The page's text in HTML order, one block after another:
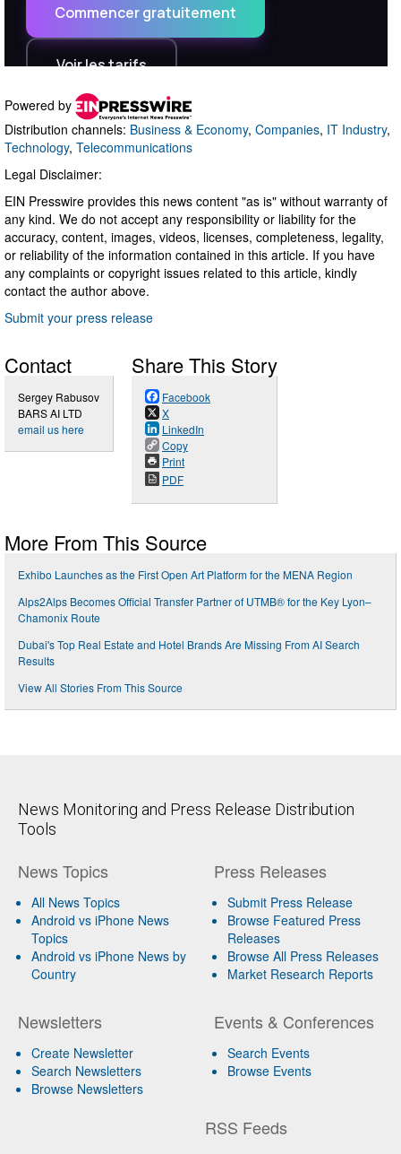
Powered by
Distribution channels: Business & Economy, Companies, IT Industry,
Technology, Telecommunications
Legal Disclaimer:
EIN Presswire provides this news content "as is" without warranty of
any kind. We do not accept any responsibility or liability for the
accuracy, content, images, videos, licenses, completeness, legality,
or reliability of the information contained in this article. If you have
any complaints or copyright issues related to this article, kindly
contact the author above.
Submit your press release
Contact
Sergey Rabusov
BARS AI LTD
email us here
Share This Story
Facebook
X
LinkedIn
Copy
Print
PDF
More From This Source
Exhibo Launches as the First Open Art Platform for the MENA Region
Alps2Alps Becomes Official Transfer Partner of UTMB®️ for the Key Lyon–
Chamonix Route
Dubai's Top Real Estate and Hotel Brands Are Missing From AI Search
Results
View All Stories From This Source
News Monitoring and Press Release Distribution
Tools
News Topics
All News Topics
Android vs iPhone News
Topics
Android vs iPhone News by
Country
Newsletters
Create Newsletter
Search Newsletters
Browse Newsletters
Press Releases
Submit Press Release
Browse Featured Press
Releases
Browse All Press Releases
Market Research Reports
Events & Conferences
Search Events
Browse Events
RSS Feeds